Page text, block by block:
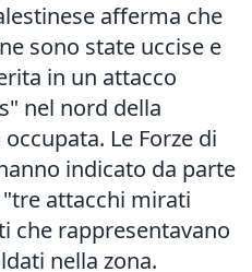
afferma che
sono state uccise e
in un attacco
nel nord della
Le Forze di
indicato da parte
attacchi mirati
che rappresentavano
nella zona.